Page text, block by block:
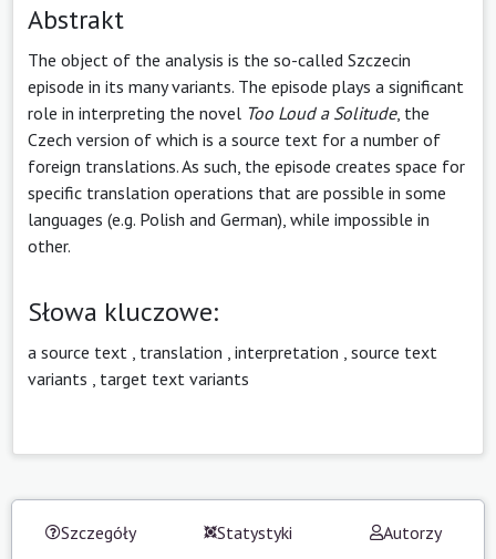
Abstrakt
The object of the analysis is the so-called Szczecin
episode in its many variants. The episode plays a significant
role in interpreting the novel Too Loud a Solitude, the
Czech version of which is a source text for a number of
foreign translations. As such, the episode creates space for
specific translation operations that are possible in some
languages (e.g. Polish and German), while impossible in
other.
Słowa kluczowe:
a source text translation interpretation source text
variants
target text variants
Szczegóły Statystyki Autorzy